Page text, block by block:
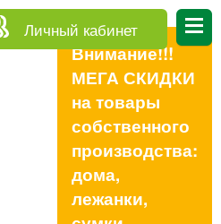
Личный кабинет
Внимание!!!
МЕГА СКИДКИ
на товары
собственного
производства:
дома,
лежанки,